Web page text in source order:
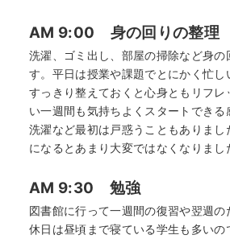
AM 9:00 身の回りの整理
洗濯、ゴミ出し、部屋の掃除など身の
す。平日は授業や課題でとにかく忙し
すっきり整えておくと心身ともリフレ
い一週間も気持ちよくスタートできる
洗濯など最初は戸惑うこともありまし
になるとあまり大変ではなくなりまし
AM 9:30 勉強
図書館に行って一週間の復習や翌週の
休日は昼頃まで寝ている学生も多いの